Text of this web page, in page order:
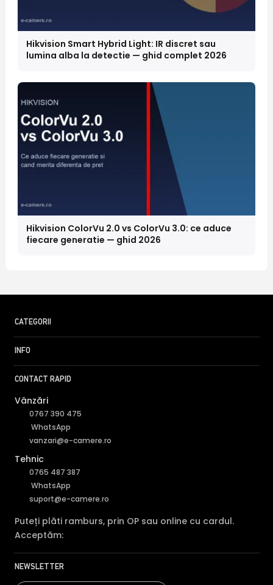
Hikvision Smart Hybrid Light: IR discret sau
lumina alba la detectie — ghid complet 2026
Hikvision ColorVu 2.0 vs ColorVu 3.0: ce aduce
fiecare generatie — ghid 2026
CATEGORII
INFO
CONTACT RAPID
Vânzări
0767 390 475
WhatsApp
vanzari@e-camere.ro
Tehnic
0765 487 387
WhatsApp
suport@e-camere.ro
Puteți plăti ramburs, prin OP sau online cu cardul.
Acceptăm:
NEWSLETTER